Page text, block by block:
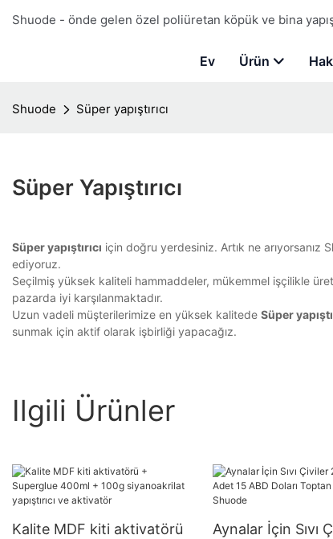
Shuode - önde gelen özel poliüretan köpük ve bina
Ev Ürün
Shuode Süper yapıştırıcı
Süper Yapıştırıcı
Süper yapıştırıcı için doğru yerdesiniz. Artık ne arıyorsanız
ediyoruz.
Seçilmiş yüksek kaliteli hammaddeler, mükemmel işçilikle
pazarda iyi karşılanmaktadır.
Uzun vadeli müşterilerimize en yüksek kalitede Süper
sunmak için aktif olarak işbirliği yapacağız.
Ilgili Ürünler
Kalite MDF kiti aktivatörü
Aynalar İçin Sıvı